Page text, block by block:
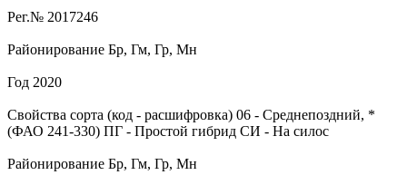
Рег.№ 2017246
Районирование Бр, Гм, Гр, Мн
Год 2020
Свойства сорта (код - расшифровка) 06 - Среднепоздний, *
(ФАО 241-330) ПГ - Простой гибрид СИ - На силос
Районирование Бр, Гм, Гр, Мн